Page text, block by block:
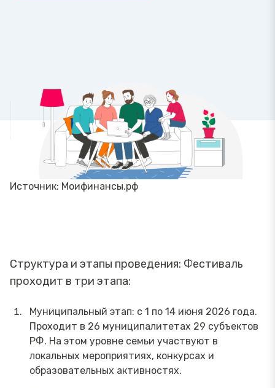
Источник: Моифинансы.рф
Структура и этапы проведения: Фестиваль
проходит в три этапа:
Муниципальный этап: с 1 по 14 июня 2026 года.
Проходит в 26 муниципалитетах 29 субъектов
РФ. На этом уровне семьи участвуют в
локальных мероприятиях, конкурсах и
образовательных активностях.